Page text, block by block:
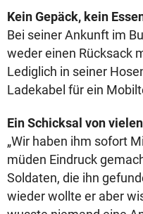
Kein Gepäck, kein
Bei seiner Ankunft im
weder einen Rücksack
Lediglich in seiner
Ladekabel für ein
Ein Schicksal von vielen
„Wir haben ihm sofort
müden Eindruck
Soldaten, die ihn
wieder wollte er aber